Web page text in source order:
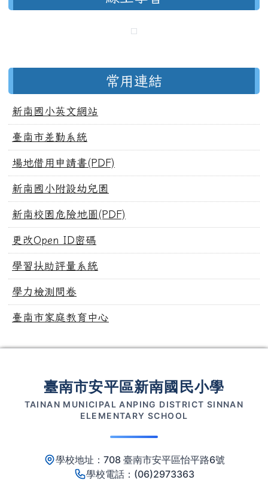
常用連結
新南國小英文網站
臺南市差勤系統
場地借用申請書(PDF)
新南國小附設幼兒園
新南校園危險地圖(PDF)
更改Open ID密碼
學習扶助評量系統
學力檢測問卷
臺南市家庭教育中心
臺南市安平區新南國民小學
TAINAN MUNICIPAL ANPING DISTRICT SINNAN
ELEMENTARY SCHOOL
學校地址：708 臺南市安平區怡平路6號
學校電話：(06)2973363